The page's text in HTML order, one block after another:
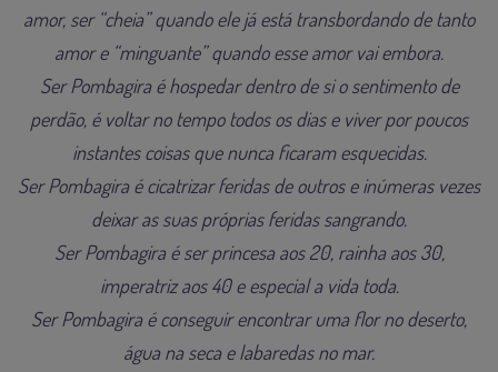
amor, ser “cheia” quando ele já está transbordando de tanto
amor e “minguante” quando esse amor vai embora.
Ser Pombagira é hospedar dentro de si o sentimento de
perdão, é voltar no tempo todos os dias e viver por poucos
instantes coisas que nunca ficaram esquecidas.
Ser Pombagira é cicatrizar feridas de outros e inúmeras vezes
deixar as suas próprias feridas sangrando.
Ser Pombagira é ser princesa aos 20, rainha aos 30,
imperatriz aos 40 e especial a vida toda.
Ser Pombagira é conseguir encontrar uma flor no deserto,
água na seca e labaredas no mar.